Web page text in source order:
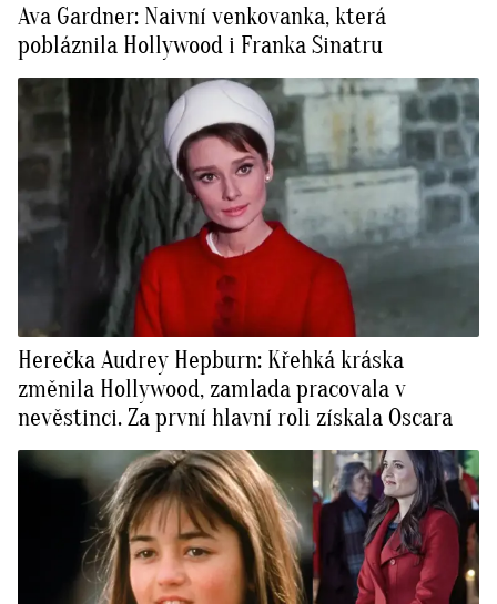
Ava Gardner: Naivní venkovanka, která
pobláznila Hollywood i Franka Sinatru
Herečka Audrey Hepburn: Křehká kráska
změnila Hollywood, zamlada pracovala v
nevěstinci. Za první hlavní roli získala Oscara